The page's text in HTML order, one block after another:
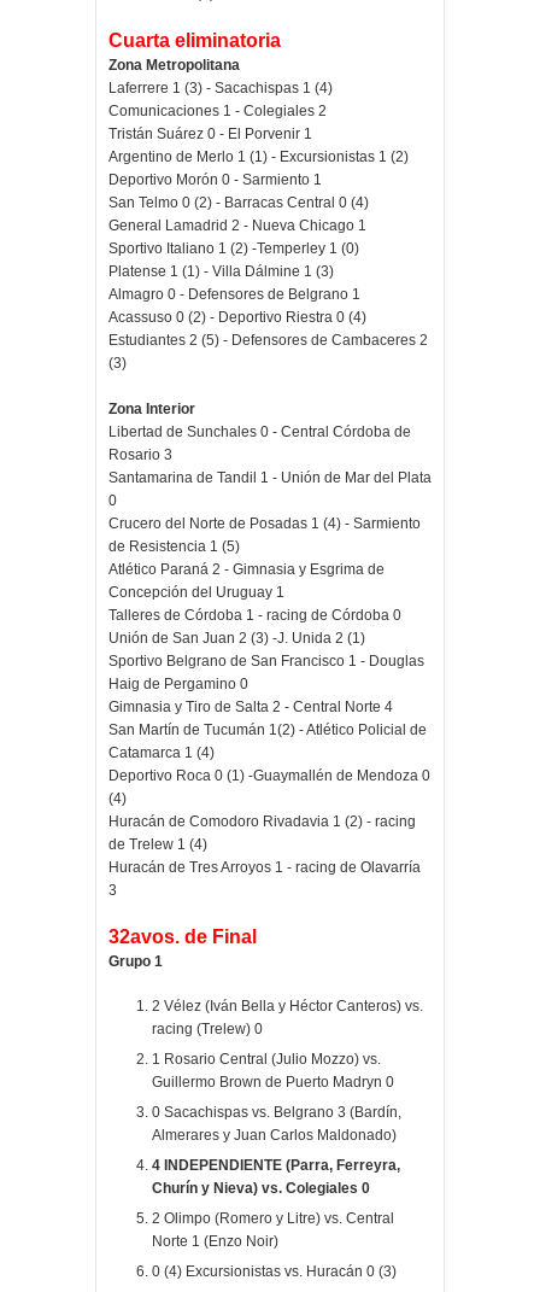
Cuarta eliminatoria
Zona Metropolitana
Laferrere 1 (3) - Sacachispas 1 (4)
Comunicaciones 1 - Colegiales 2
Tristán Suárez 0 - El Porvenir 1
Argentino de Merlo 1 (1) - Excursionistas 1 (2)
Deportivo Morón 0 - Sarmiento 1
San Telmo 0 (2) - Barracas Central 0 (4)
General Lamadrid 2 - Nueva Chicago 1
Sportivo Italiano 1 (2) -Temperley 1 (0)
Platense 1 (1) - Villa Dálmine 1 (3)
Almagro 0 - Defensores de Belgrano 1
Acassuso 0 (2) - Deportivo Riestra 0 (4)
Estudiantes 2 (5) - Defensores de Cambaceres 2
(3)
Zona Interior
Libertad de Sunchales 0 - Central Córdoba de
Rosario 3
Santamarina de Tandil 1 - Unión de Mar del Plata
0
Crucero del Norte de Posadas 1 (4) - Sarmiento
de Resistencia 1 (5)
Atlético Paraná 2 - Gimnasia y Esgrima de
Concepción del Uruguay 1
Talleres de Córdoba 1 - racing de Córdoba 0
Unión de San Juan 2 (3) -J. Unida 2 (1)
Sportivo Belgrano de San Francisco 1 - Douglas
Haig de Pergamino 0
Gimnasia y Tiro de Salta 2 - Central Norte 4
San Martín de Tucumán 1(2) - Atlético Policial de
Catamarca 1 (4)
Deportivo Roca 0 (1) -Guaymallén de Mendoza 0
(4)
Huracán de Comodoro Rivadavia 1 (2) - racing
de Trelew 1 (4)
Huracán de Tres Arroyos 1 - racing de Olavarría
3
32avos. de Final
Grupo 1
2 Vélez (Iván Bella y Héctor Canteros) vs.
racing (Trelew) 0
1 Rosario Central (Julio Mozzo) vs.
Guillermo Brown de Puerto Madryn 0
0 Sacachispas vs. Belgrano 3 (Bardín,
Almerares y Juan Carlos Maldonado)
4 INDEPENDIENTE (Parra, Ferreyra,
Churín y Nieva) vs. Colegiales 0
2 Olimpo (Romero y Litre) vs. Central
Norte 1 (Enzo Noir)
0 (4) Excursionistas vs. Huracán 0 (3)